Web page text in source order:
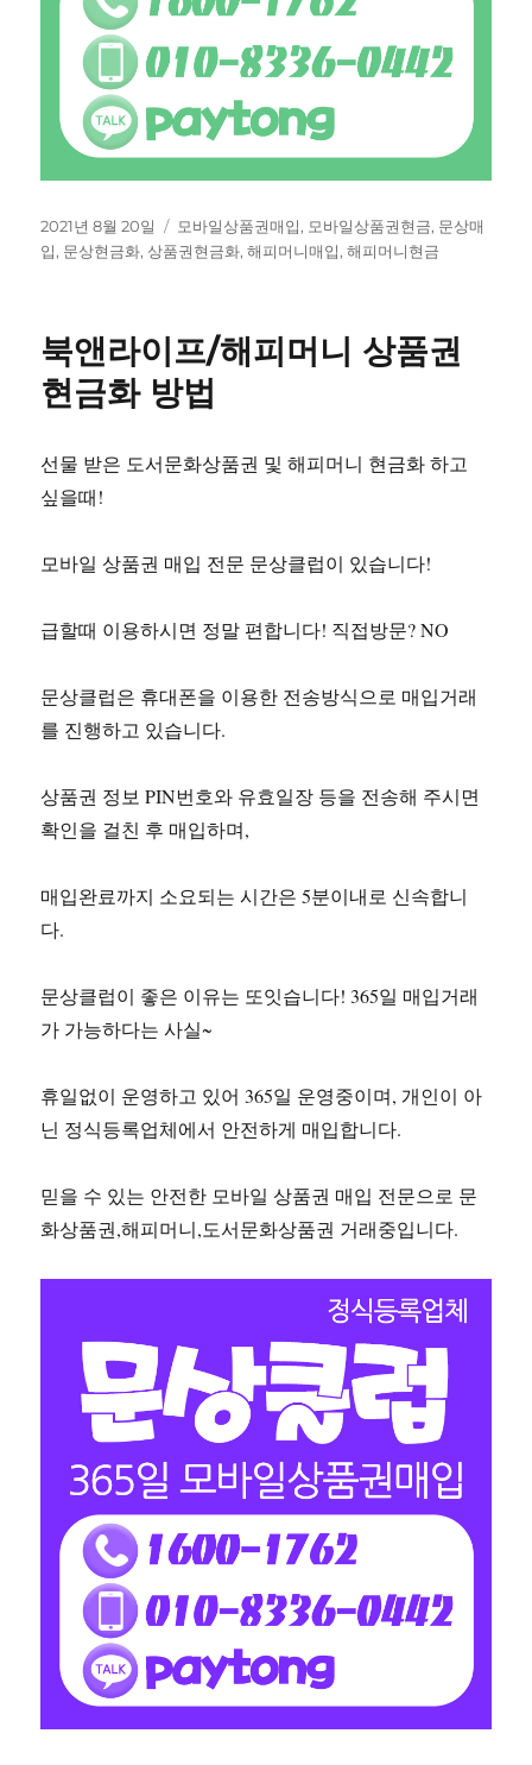
작
성
2021년 8월 20일
태
그
모바일상품권매입, 모바일상품권현금, 문상매
입, 문상현금화,상품권현금화,해피머니매입,해피머니현금
북앤라이프/해피머니 상품권
현금화 방법
선물 받은 도서문화상품권 및 해피머니 현금화 하고
싶을때!
모바일 상품권 매입 전문 문상클럽이 있습니다!
급할때 이용하시면 정말 편합니다! 직접방문? NO
문상클럽은 휴대폰을 이용한 전송방식으로 매입거래
를 진행하고 있습니다.
상품권 정보 PIN번호와 유효일장 등을 전송해 주시면
확인을 걸친 후 매입하며,
매입완료까지 소요되는 시간은 5분이내로 신속합니
다.
문상클럽이 좋은 이유는 또잇습니다! 365일 매입거래
가 가능하다는 사실~
휴일없이 운영하고 있어 365일 운영중이며, 개인이 아
닌 정식등록업체에서 안전하게 매입합니다.
믿을 수 있는 안전한 모바일 상품권 매입 전문으로 문
화상품권,해피머니,도서문화상품권 거래중입니다.